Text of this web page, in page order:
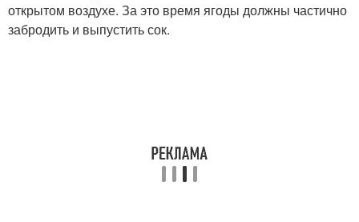
открытом воздухе. За это время ягоды должны частично
забродить и выпустить сок.